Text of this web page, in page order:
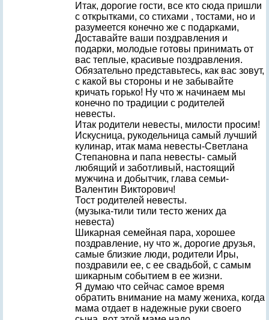
Итак, дорогие гости, все кто сюда пришли
с открытками, со стихами , тостами, но и
разумеется конечно же с подарками,
Доставайте ваши поздравления и
подарки, молодые готовы принимать от
вас теплые, красивые поздравления.
Обязательно представьтесь, как вас зовут,
с какой вы стороны и не забывайте
кричать горько! Ну что ж начинаем мы
конечно по традиции с родителей
невесты.
Итак родители невесты, милости просим!
Искусница, рукодельница самый лучший
кулинар, итак мама невесты-Светлана
Степановна и папа невесты- самый
любящий и заботливый, настоящий
мужчина и добытчик, глава семьи-
Валентин Викторович!
Тост родителей невесты.
(музыка-тили тили тесто жених да
невеста)
Шикарная семейная пара, хорошее
поздравление, ну что ж, дорогие друзья,
самые близкие люди, родители Иры,
поздравили ее, с ее свадьбой, с самым
шикарным событием в ее жизни.
Я думаю что сейчас самое время
обратить внимание на маму жениха, когда
мама отдает в надежные руки своего